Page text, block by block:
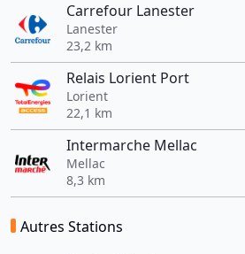
Carrefour Lanester
Lanester
23,2 km
Relais Lorient Port
Lorient
22,1 km
Intermarche Mellac
Mellac
8,3 km
Autres Stations